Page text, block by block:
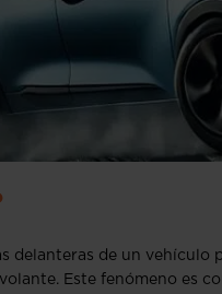
delanteras de un
Este fenómeno es